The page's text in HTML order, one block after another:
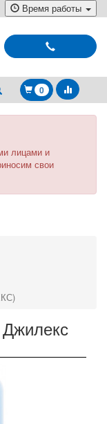
Время работы
0
лицами и
свои